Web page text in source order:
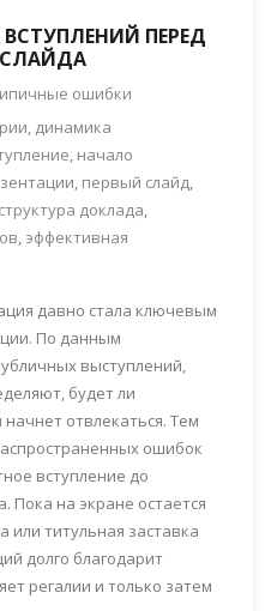
ПЕРЕД
ошибки
динамика
начало
первый слайд
структура доклада
эффективная
давно стала ключевым
По данным
выступлений,
будет ли
отвлекаться. Тем
ошибок
вступление до
Пока на экране остается
или титульная заставка
долго благодарит
регалии и только затем